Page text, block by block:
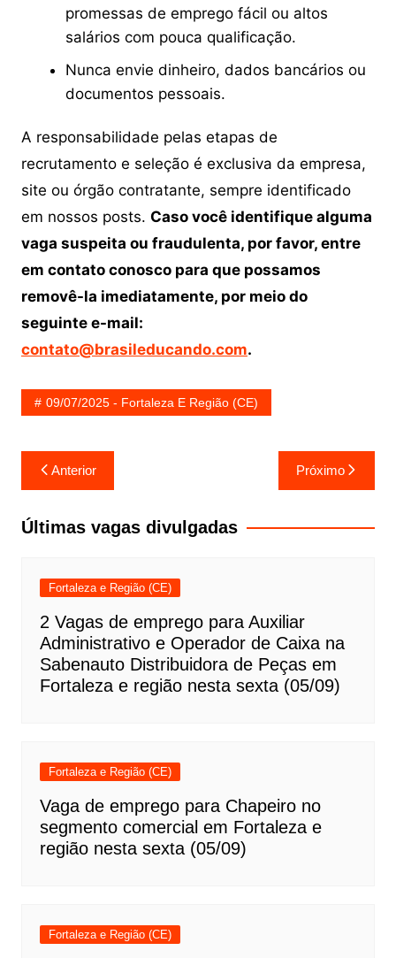
promessas de emprego fácil ou altos
salários com pouca qualificação.
Nunca envie dinheiro, dados bancários ou
documentos pessoais.
A responsabilidade pelas etapas de
recrutamento e seleção é exclusiva da empresa,
site ou órgão contratante, sempre identificado
em nossos posts. Caso você identifique alguma
vaga suspeita ou fraudulenta, por favor, entre
em contato conosco para que possamos
removê-la imediatamente, por meio do
seguinte e-mail:
contato@brasileducando.com.
09/07/2025 - Fortaleza E Região (CE)
Navegação
de
Post
Anterior Próximo
Últimas vagas divulgadas
Fortaleza e Região (CE)
2 Vagas de emprego para Auxiliar
Administrativo e Operador de Caixa na
Sabenauto Distribuidora de Peças em
Fortaleza e região nesta sexta (05/09)
Fortaleza e Região (CE)
Vaga de emprego para Chapeiro no
segmento comercial em Fortaleza e
região nesta sexta (05/09)
Fortaleza e Região (CE)